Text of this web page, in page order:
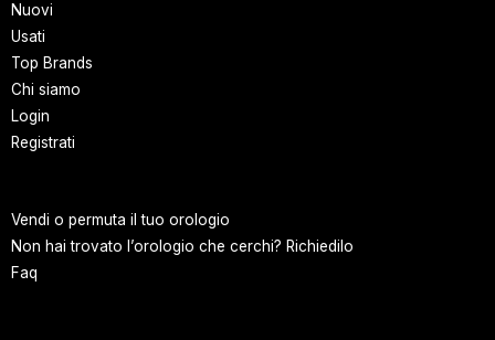
Nuovi
Usati
Top Brands
Chi siamo
Login
Registrati
Vendi o permuta il tuo orologio
Non hai trovato l’orologio che cerchi? Richiedilo
Faq